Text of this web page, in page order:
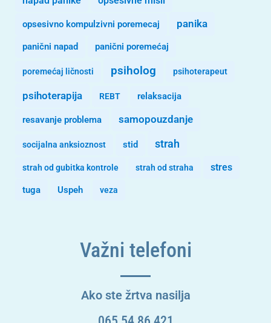
opsesivno kompulzivni poremecaj panika
panični napad panični poremećaj
poremećaj ličnosti psiholog psihoterapeut
psihoterapija REBT relaksacija
resavanje problema samopouzdanje
socijalna anksioznost stid strah
strah od gubitka kontrole strah od straha stres
tuga Uspeh veza
Važni telefoni
Ako ste žrtva nasilja